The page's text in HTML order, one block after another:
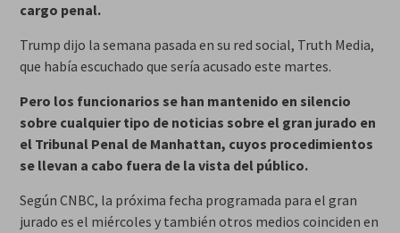
cargo penal.
Trump dijo la semana pasada en su red social, Truth Media,
que había escuchado que sería acusado este martes.
Pero los funcionarios se han mantenido en silencio
sobre cualquier tipo de noticias sobre el gran jurado en
el Tribunal Penal de Manhattan, cuyos procedimientos
se llevan a cabo fuera de la vista del público.
Según CNBC, la próxima fecha programada para el gran
jurado es el miércoles y también otros medios coinciden en